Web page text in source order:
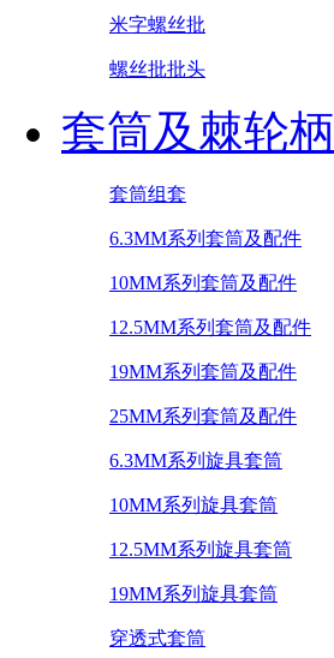
米字螺丝批
螺丝批批头
套筒及棘轮柄
套筒组套
6.3MM系列套筒及配件
10MM系列套筒及配件
12.5MM系列套筒及配件
19MM系列套筒及配件
25MM系列套筒及配件
6.3MM系列旋具套筒
10MM系列旋具套筒
12.5MM系列旋具套筒
19MM系列旋具套筒
穿透式套筒